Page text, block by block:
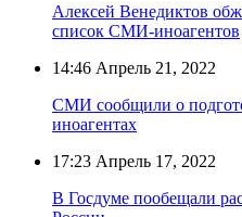
Алексей Венедиктов
список СМИ-иноагентов
14:46 Апрель 21, 2022
СМИ сообщили о
иноагентах
17:23 Апрель 17, 2022
В Госдуме пообещали